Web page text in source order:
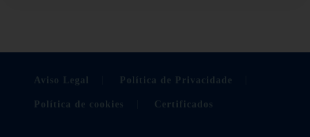
Aviso Legal Política de Privacidade
Política de cookies Certificados